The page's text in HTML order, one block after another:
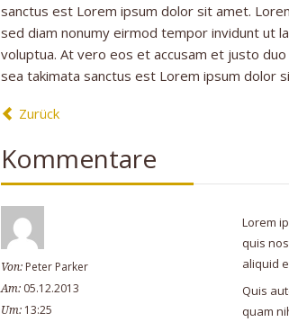
sanctus est Lorem ipsum dolor sit amet.
sed diam nonumy eirmod tempor invidunt ut
voluptua. At vero eos et accusam et justo
sea takimata sanctus est Lorem ipsum dolor
Zurück
Kommentare
Von: Peter Parker
Am: 05.12.2013
Um: 13:25
Lorem
quis
aliquid
Quis
quam